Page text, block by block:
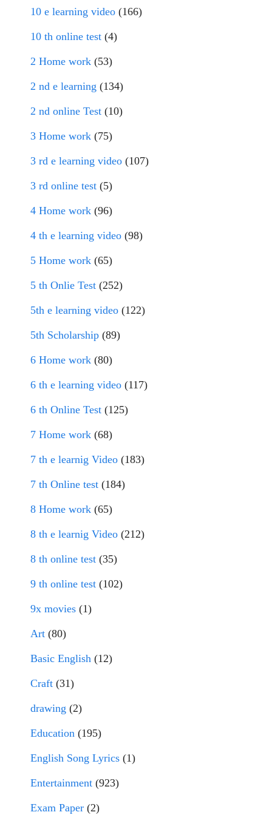
10 e learning video (166)
10 th online test (4)
2 Home work (53)
2 nd e learning (134)
2 nd online Test (10)
3 Home work (75)
3 rd e learning video (107)
3 rd online test (5)
4 Home work (96)
4 th e learning video (98)
5 Home work (65)
5 th Onlie Test (252)
5th e learning video (122)
5th Scholarship (89)
6 Home work (80)
6 th e learning video (117)
6 th Online Test (125)
7 Home work (68)
7 th e learnig Video (183)
7 th Online test (184)
8 Home work (65)
8 th e learnig Video (212)
8 th online test (35)
9 th online test (102)
9x movies (1)
Art (80)
Basic English (12)
Craft (31)
drawing (2)
Education (195)
English Song Lyrics (1)
Entertainment (923)
Exam Paper (2)